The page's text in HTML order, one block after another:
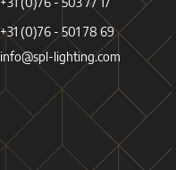
+31 (0)76 - 501 78 69
info@spl-lighting.com